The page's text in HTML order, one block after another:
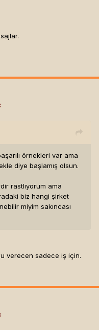
örnekleri var ama
diye başlamış olsun.
rastlıyorum ama
biz hangi şirket
miyim sakıncası
verecen sadece iş için.